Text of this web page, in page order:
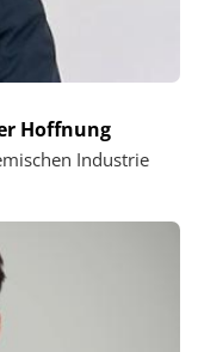
Hoffnung
Industrie